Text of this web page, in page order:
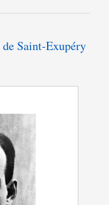
Saint-Exupéry